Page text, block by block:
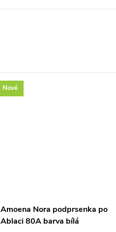
Nové
Amoena Nora podprsenka po
Ablaci 80A barva bílá